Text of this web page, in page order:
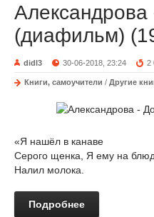
Александрова
(диафильм)
didl3 30-06-2018, 23:24 2
Книги, самоучители / Другие
«Я нашёл в канаве
Серого щенка, Я ему на
Налил молока.
Подробнее